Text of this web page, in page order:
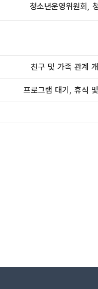
청소년운영위원회,
친구 및 가족 관계
프로그램 대기, 휴식